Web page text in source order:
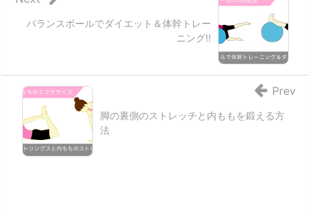
バランスボールでダイエット＆体幹トレー
ニング!!
脚の裏側のストレッチと内ももを鍛える方
法
Prev